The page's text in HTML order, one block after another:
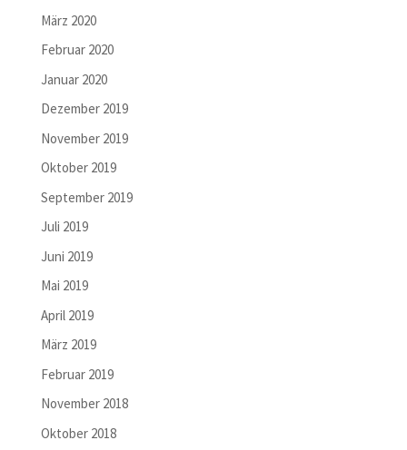
März 2020
Februar 2020
Januar 2020
Dezember 2019
November 2019
Oktober 2019
September 2019
Juli 2019
Juni 2019
Mai 2019
April 2019
März 2019
Februar 2019
November 2018
Oktober 2018